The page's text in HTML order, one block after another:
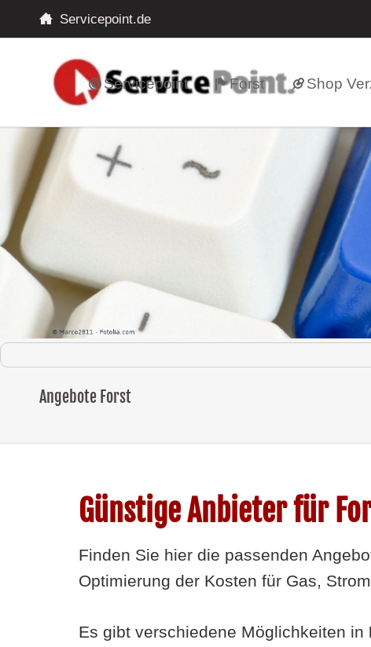
Servicepoint.de
Servicepoint Forst Shop
Angebote Forst
Günstige Anbieter für
Finden Sie hier die passenden
Optimierung der Kosten für Gas,
Es gibt verschiedene Möglichkeiten in